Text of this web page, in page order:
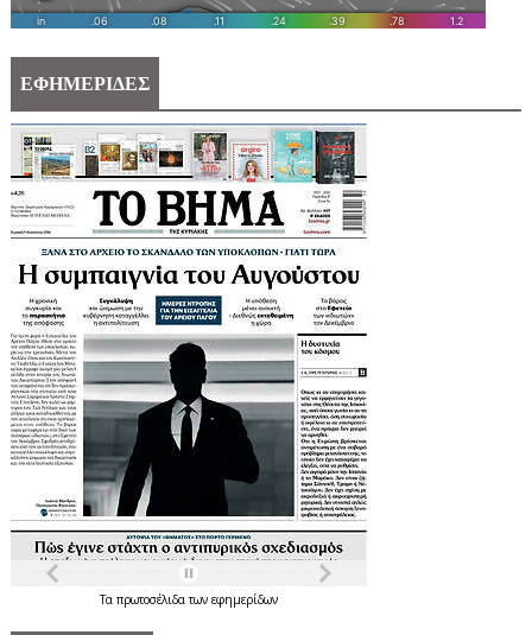
ΕΦΗΜΕΡΙΔΕΣ
Τα πρωτοσέλιδατων εφημερίδων